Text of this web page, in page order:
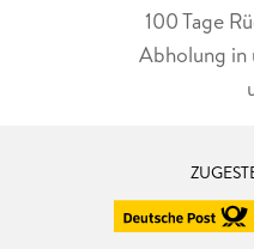
100 Tage
Abholung in